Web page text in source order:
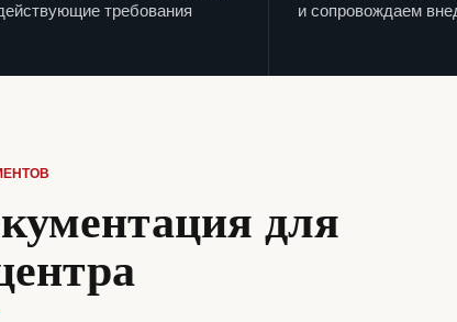
требования
и сопровождаем
для